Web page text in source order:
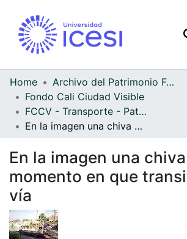
Home
Archivo del Patrimonio Fotográfico y Fílmico del Valle del Cauca
Fondo Cali Ciudad Visible
FCCV - Transporte - Patrimonial
En la imagen una chiva en el momento en que transita por una vía
En la imagen una
momento en que
vía